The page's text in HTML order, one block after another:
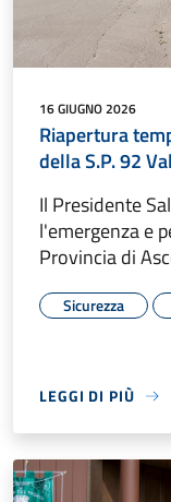
16 GIUGNO 2026
Riapertura
della S.P. 92
Il Presidente
l'emergenza e
Provincia di
Sicurezza
LEGGI DI PIÙ